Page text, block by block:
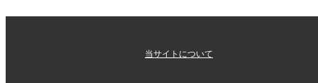
当サイトについて